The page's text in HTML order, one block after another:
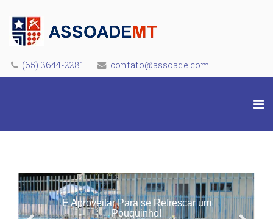
(65) 3644-2281 contato@assoade.com
E Aproveitar Para se Refrescar um
Pouquinho!